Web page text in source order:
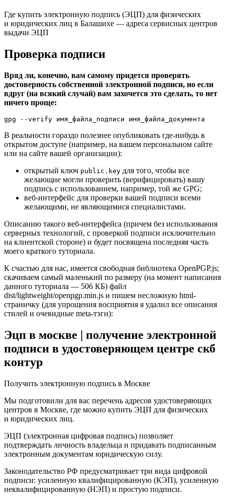
Где купить электронную подпись (ЭЦП) для физических
и юридических лиц в Балашихе — адреса сервисных центров
выдачи ЭЦП
Проверка подписи
Вряд ли, конечно, вам самому придется проверять
достоверность собственной электронной подписи, но если
вдруг (на всякий случай) вам захочется это сделать, то нет
ничего проще:
gpg --verify имя_файла_подписи имя_файла_документа
В реальности гораздо полезнее опубликовать где-нибудь в
открытом доступе (например, на вашем персональном сайте
или на сайте вашей организации):
открытый ключ public.key для того, чтобы все
желающие могли проверить (верифицировать) вашу
подпись с использованием, например, той же GPG;
веб-интерфейс для проверки вашей подписи всеми
желающими, не являющимися специалистами.
Описанию такого веб-интерфейса (причем без использования
серверных технологий, с проверкой подписи исключительно
на клиентской стороне) и будет посвящена последняя часть
моего краткого туториала.
К счастью для нас, имеется свободная библиотека OpenPGP.js;
скачиваем самый маленький по размеру (на момент написания
данного туториала — 506 КБ) файл
dist/lightweight/openpgp.min.js и пишем несложную html-
страничку (для упрощения восприятия я удалил все описания
стилей и очевидные meta-тэги):
Эцп в москве | получение электронной
подписи в удостоверяющем центре скб
контур
Получить электронную подпись в Москве
Мы подготовили для вас перечень адресов удостоверяющих
центров в Москве, где можно купить ЭЦП для физических
и юридических лиц.
ЭЦП (электронная цифровая подпись) позволяет
подтверждать личность владельца и придавать подписанным
электронным документам юридическую силу.
Законодательство РФ предусматривает три вида цифровой
подписи: усиленную квалифицированную (КЭП), усиленную
неквалифицированную (НЭП) и простую подписи.